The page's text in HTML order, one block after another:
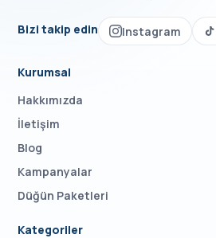
Bizi takip edin Instagram
Kurumsal
Hakkımızda
İletişim
Blog
Kampanyalar
Düğün Paketleri
Kategoriler